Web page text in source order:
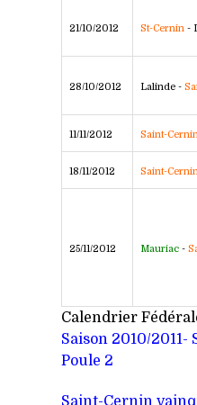
21/10/2012 St-Cernin -
28/10/2012 Lalinde -
11/11/2012 Saint-
18/11/2012 Saint-
25/11/2012 Mauriac -
Calendrier
Saison 2010/2011-
Poule 2
Saint-Cernin